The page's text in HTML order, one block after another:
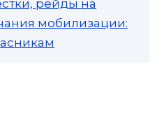
рейды на
мобилизации: